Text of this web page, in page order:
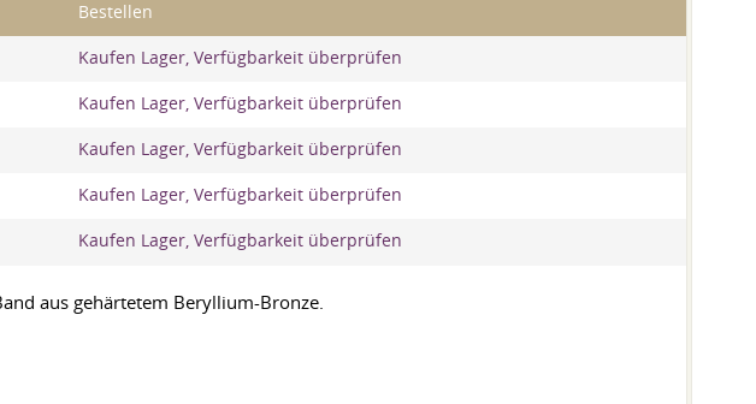
Bestellen
Kaufen Lager, Verfügbarkeit überprüfen
Kaufen Lager, Verfügbarkeit überprüfen
Kaufen Lager, Verfügbarkeit überprüfen
Kaufen Lager, Verfügbarkeit überprüfen
Kaufen Lager, Verfügbarkeit überprüfen
aus gehärtetem Beryllium-Bronze.